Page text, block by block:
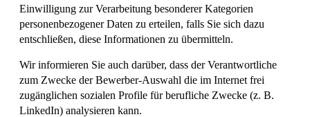
Einwilligung zur Verarbeitung besonderer Kategorien
personenbezogener Daten zu erteilen, falls Sie sich dazu
entschließen, diese Informationen zu übermitteln.
Wir informieren Sie auch darüber, dass der Verantwortliche
zum Zwecke der Bewerber-Auswahl die im Internet frei
zugänglichen sozialen Profile für berufliche Zwecke (z. B.
LinkedIn) analysieren kann.